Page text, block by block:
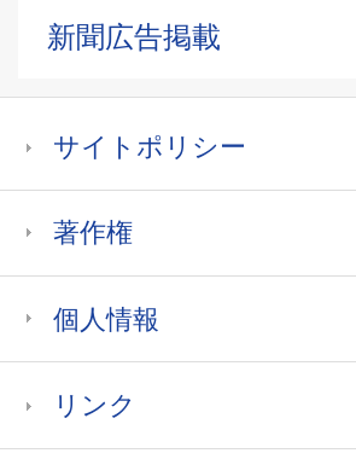
新聞広告掲載
サイトポリシー
著作権
個人情報
リンク